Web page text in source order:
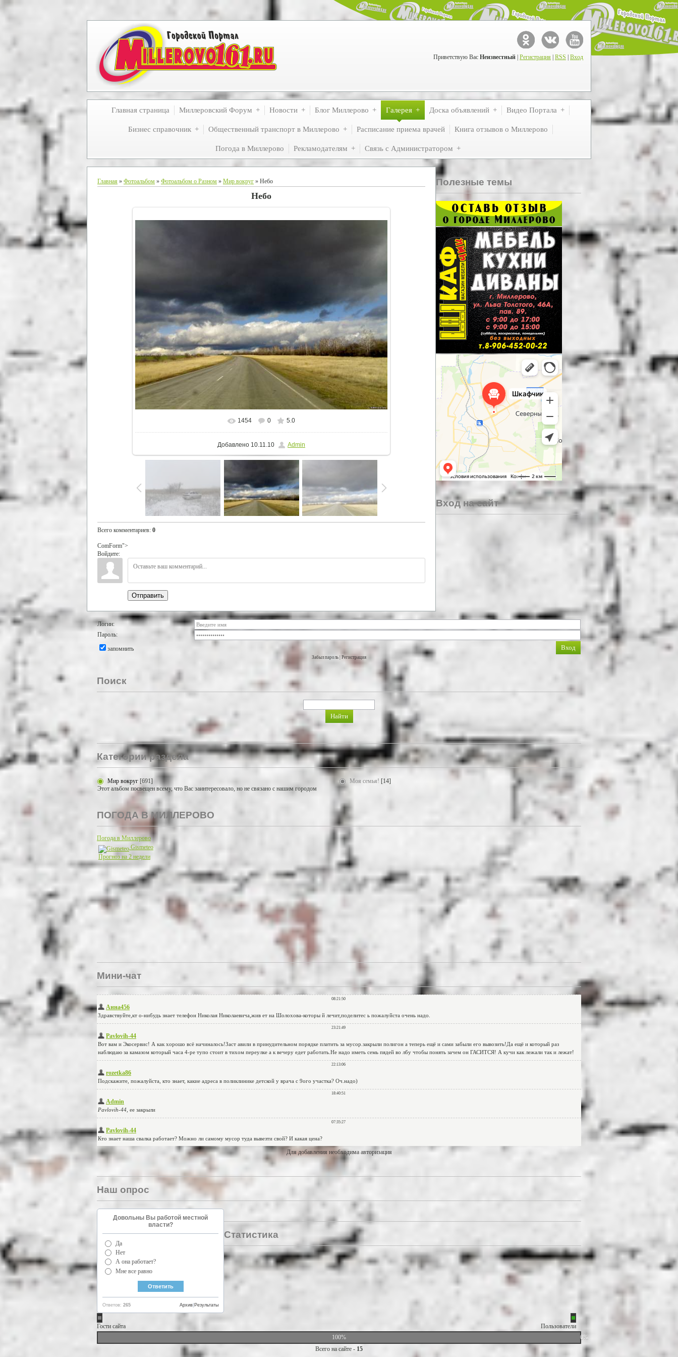
Приветствую Вас Неизвестный Регистрация RSS Вход
Главная страница Миллеровский Форум Новости Блог Миллерово Галерея Доска объявлений Видео Портала
Бизнес справочник Общественный транспорт в Миллерово Расписание приема врачей Книга отзывов о Миллерово
Погода в Миллерово Рекламодателям Связь с Администратором
Главная » Фотоальбом » Фотоальбом о Разном » Мир вокруг » Небо
Небо
В реальном размере 1500x1125
1454 0 5.0
Добавлено 10.11.10 Admin
Всего комментариев: 0
ComForm">
Войдите:
Отправить
Полезные темы
Вход на сайт
Логин:
Пароль:
запомнить
Забыл пароль Регистрация
Поиск
Категории раздела
Мир вокруг [691]
Этот альбом посвещен всему, что Вас заинтересовало, но не связано с нашим городом
Моя семья! [14]
ПОГОДА В МИЛЛЕРОВО
Погода в Миллерово
Gismeteo
Прогноз на 2 недели
Мини-чат
Для добавления необходима авторизация
Наш опрос
Довольны Вы работой местной
власти?
Да
Нет
А она работает?
Мне все равно
Ответов: 265 Результаты
Архив
Статистика
Гости сайта
Пользователи
100%
0%
Всего на сайте - 15